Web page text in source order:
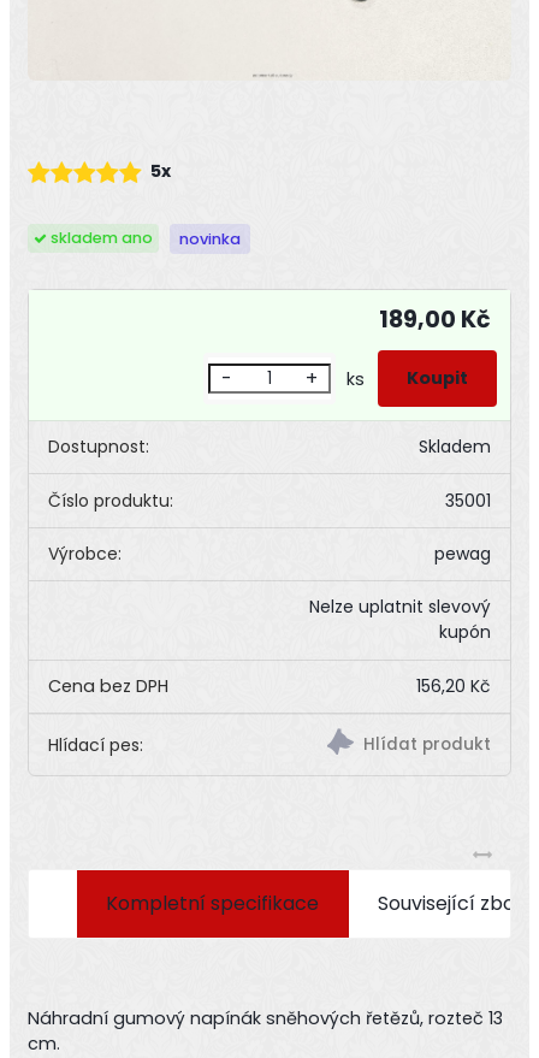
skladem ano novinka
5x
Dostupnost: Skladem
Číslo produktu: 35001
Výrobce: pewag
Nelze uplatnit slevový
kupón
156,20 Kč
189,00 Kč
Hlídací pes:
- + ks
Kompletní specifikace Související zboží
Náhradní gumový napínák sněhových řetězů, rozteč 13
cm.